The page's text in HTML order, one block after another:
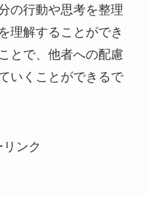
の行動や思考を整理
理解することができ
とで、他者への配慮
いくことができるで
ンク